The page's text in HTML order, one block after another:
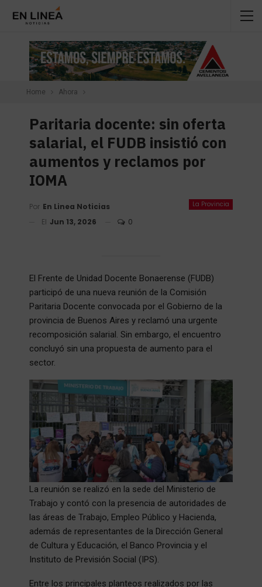
Home Ahora
Paritaria docente: sin oferta
salarial, el FUDB insistió con
aumentos y reclamos por
IOMA
La Provincia
Por En Linea Noticias
El Jun 13, 2026 0
El Frente de Unidad Docente Bonaerense (FUDB)
participó de una nueva reunión de la Comisión
Paritaria Docente convocada por el Gobierno de la
provincia de Buenos Aires y reclamó una urgente
recomposición salarial. Sin embargo, el encuentro
concluyó sin una propuesta de aumento para el
sector.
La reunión se realizó en la sede del Ministerio de
Trabajo y contó con la presencia de autoridades de
las áreas de Trabajo, Empleo Público y Hacienda,
además de representantes de la Dirección General
de Cultura y Educación, el Banco Provincia y el
Instituto de Previsión Social (IPS).
Entre los principales planteos realizados por las